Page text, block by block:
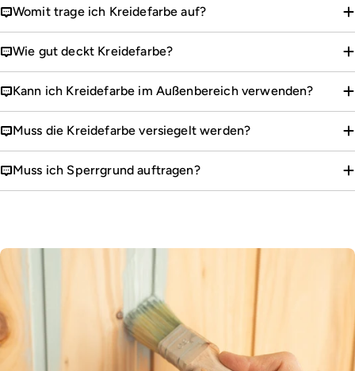
Womit trage ich Kreidefarbe auf?
Wie gut deckt Kreidefarbe?
Kann ich Kreidefarbe im Außenbereich verwenden?
Muss die Kreidefarbe versiegelt werden?
Muss ich Sperrgrund auftragen?